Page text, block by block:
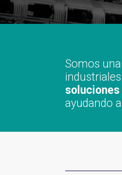
Somos
ayudando